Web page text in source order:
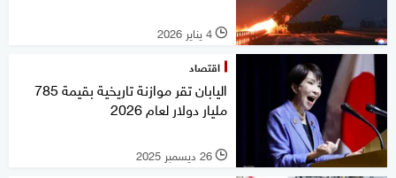
l 4 يناير 2026
اقتصاد
اليابان تقر موازنة تاريخية بقيمة 785
مليار دولار لعام 2026
l 26 ديسمبر 2025